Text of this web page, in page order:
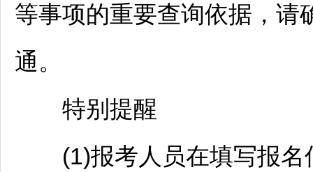
等事项的重要查询依据，请
通。
特别提醒
(1)报考人员在填写报名